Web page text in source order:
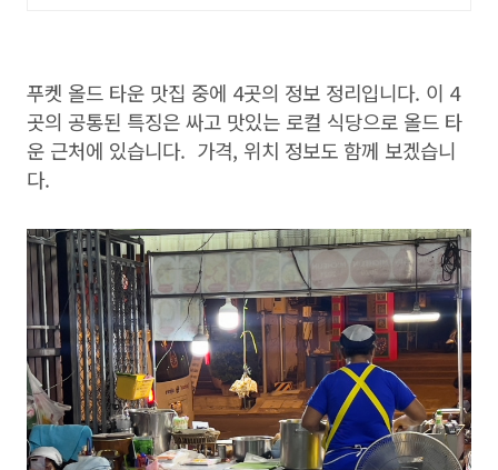
푸켓 올드 타운 맛집 중에 4곳의 정보 정리입니다. 이 4
곳의 공통된 특징은 싸고 맛있는 로컬 식당으로 올드 타
운 근처에 있습니다. 가격, 위치 정보도 함께 보겠습니
다.